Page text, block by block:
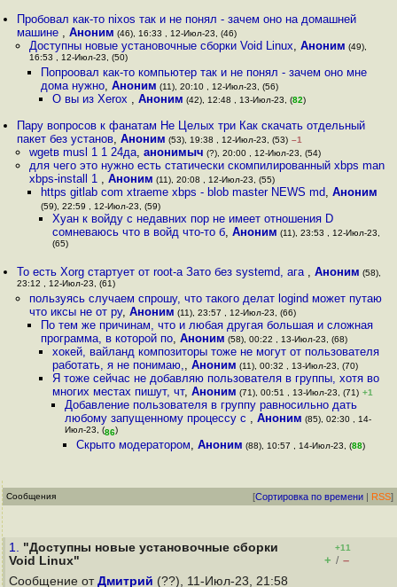
Пробовал как-то nixos так и не понял - зачем оно на домашней
машине ,Аноним (46), 16:33 , 12-Июл-23, (46)
Доступны новые установочные сборки Void Linux, Аноним (49),
16:53 , 12-Июл-23, (50)
Попроовал как-то компьютер так и не понял - зачем оно мне
дома нужно, Аноним (11), 20:10 , 12-Июл-23, (56)
О вы из Xerox ,Аноним (42), 12:48 , 13-Июл-23, (82)
Пару вопросов к фанатам Не Целых три Как скачать отдельный
пакет без установ,Аноним (53), 19:38 , 12-Июл-23, (53) –1
wgetв musl 1 1 24да, анонимыч (?), 20:00 , 12-Июл-23, (54)
для чего это нужно есть статически скомпилированный xbps man
xbps-install 1 , Аноним (11), 20:08 , 12-Июл-23, (55)
https gitlab com xtraeme xbps - blob master NEWS md, Аноним
(59), 22:59 , 12-Июл-23, (59)
Хуан к войду с недавних пор не имеет отношения D
сомневаюсь что в войд что-то б,Аноним (11), 23:53 , 12-Июл-23,
(65)
То есть Xorg стартует от root-а Зато без systemd, ага ,Аноним (58),
23:12 , 12-Июл-23, (61)
пользуясь случаем спрошу, что такого делат logind может путаю
что иксы не от ру, Аноним (11), 23:57 , 12-Июл-23, (66)
По тем же причинам, что и любая другая большая и сложная
программа, в которой по, Аноним (58), 00:22 , 13-Июл-23, (68)
хокей, вайланд композиторы тоже не могут от пользователя
работать, я не понимаю,,Аноним (11), 00:32 , 13-Июл-23, (70)
Я тоже сейчас не добавляю пользователя в группы, хотя во
многих местах пишут, чт,Аноним (71), 00:51 , 13-Июл-23, (71) +1
Добавление пользователя в группу равносильно дать
любому запущенному процессу с , Аноним (85), 02:30 , 14-
Июл-23, (86)
Скрыто модератором, Аноним (88), 10:57 , 14-Июл-23, (88)
Сообщения [Сортировка по времени | RSS]
1. "Доступны новые установочные сборки
Void Linux"
+11
+ / –
Сообщение от Дмитрий (??), 11-Июл-23, 21:58